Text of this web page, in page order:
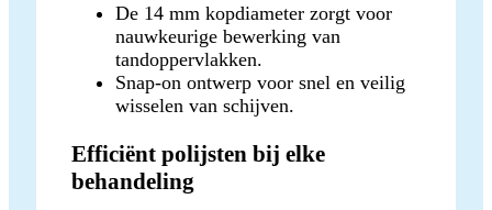
De 14 mm kopdiameter zorgt voor
nauwkeurige bewerking van
tandoppervlakken.
Snap-on ontwerp voor snel en veilig
wisselen van schijven.
Efficiënt polijsten bij elke
behandeling